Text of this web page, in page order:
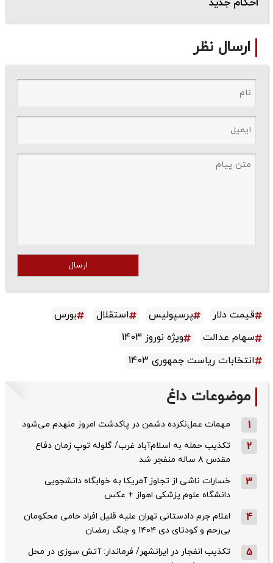
احکام جدید
ارسال نظر
ارسال
قیمت دلار پرسپولیس استقلال
بورس
سهام عدالت
ویژه نوروز 1403
انتخابات ریاست جمهوری 1403
موضوعات داغ
1 مهمات عمل‌نکرده دشمن در پاکدشت امروز منهدم می‌شود
2
تکذیب حمله به اسلام‌آباد غرب/ گلوله توپ زمان دفاع
مقدس ۸ ساله منفجر شد
3
خسارات ناشی از تجاوز آمریکا به خوابگاه دانشجویی
دانشگاه علوم پزشکی اهواز + عکس
4
اعلام جرم دادستانی تهران علیه قلیل افراد حامی محکومان
بی‌رحم و کودتای دی‌ ۱۴۰۴ و جنگ رمضان
5
تکذیب ‌انفجار در ایرانشهر/ فرماندار: آتش سوزی در محل